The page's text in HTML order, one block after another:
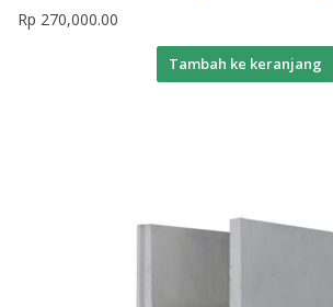
Rp 270,000.00
Tambah ke keranjang